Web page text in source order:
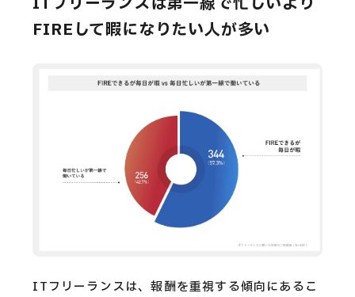
FIREして暇になりたい人が多い
ITフリーランスは、報酬を重視する傾向にあるこ